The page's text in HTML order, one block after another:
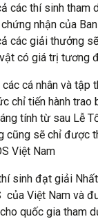
các thí sinh tham
nhận của
các giải thưởng
có giá trị tương
các cá nhân và
chỉ tiến hành
tính từ sau Lễ
cũng sẽ chỉ được
Việt Nam
sinh đạt giải
của Việt Nam và
quốc gia tham